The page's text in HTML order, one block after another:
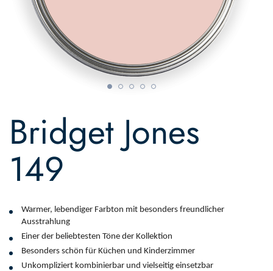
Bridget Jones
149
Warmer, lebendiger Farbton mit besonders freundlicher
Ausstrahlung
Einer der beliebtesten Töne der Kollektion
Besonders schön für Küchen und Kinderzimmer
Unkompliziert kombinierbar und vielseitig einsetzbar
the
beginning
the
images